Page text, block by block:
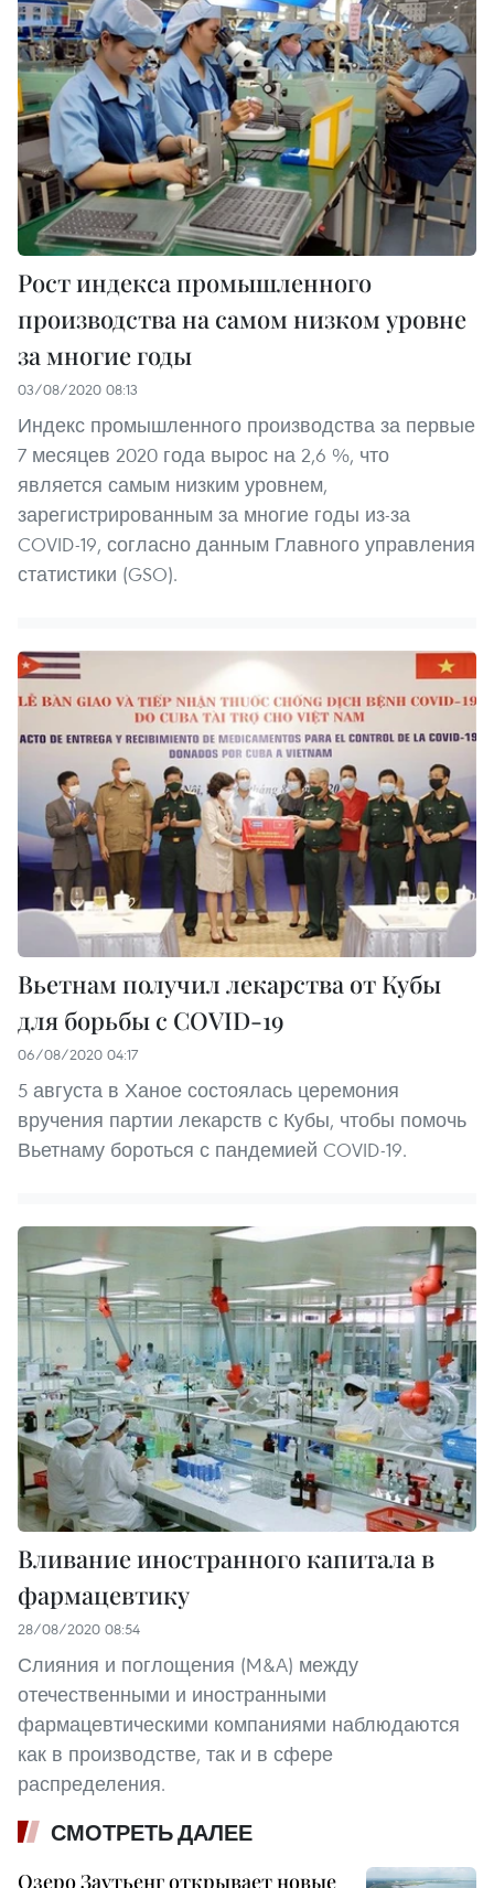
Рост индекса промышленного
производства на самом низком уровне
за многие годы
03/08/2020 08:13
Индекс промышленного производства за первые
7 месяцев 2020 года вырос на 2,6 %, что
является самым низким уровнем,
зарегистрированным за многие годы из-за
COVID-19, согласно данным Главного управления
статистики (GSO).
Вьетнам получил лекарства от Кубы
для борьбы с COVID-19
06/08/2020 04:17
5 августа в Ханое состоялась церемония
вручения партии лекарств с Кубы, чтобы помочь
Вьетнаму бороться с пандемией COVID-19.
Вливание иностранного капитала в
фармацевтику
28/08/2020 08:54
Слияния и поглощения (M&A) между
отечественными и иностранными
фармацевтическими компаниями наблюдаются
как в производстве, так и в сфере
распределения.
СМОТРЕТЬ ДАЛЕЕ
Озеро Заутьенг открывает новые